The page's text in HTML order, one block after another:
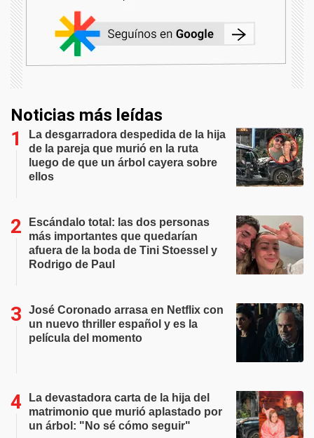
Noticias más leídas
La desgarradora despedida de la hija
de la pareja que murió en la ruta
luego de que un árbol cayera sobre
ellos
Escándalo total: las dos personas
más importantes que quedarían
afuera de la boda de Tini Stoessel y
Rodrigo de Paul
José Coronado arrasa en Netflix con
un nuevo thriller español y es la
película del momento
La devastadora carta de la hija del
matrimonio que murió aplastado por
un árbol: "No sé cómo seguir"